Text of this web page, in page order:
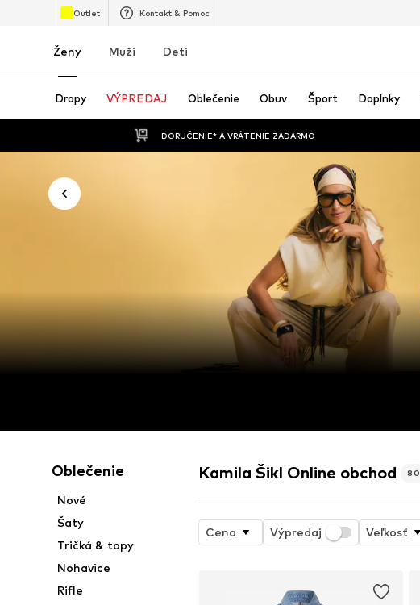
Outlet Kontakt & Pomoc
Ženy Muži Deti
Dropy VÝPREDAJ Oblečenie Obuv Šport Doplnky
DORUČENIE* A VRÁTENIE ZADARMO
Oblečenie
Nové
Šaty
Tričká & topy
Nohavice
Rifle
Kamila Šikl Online obchod 80
Cena Výpredaj Veľkosť